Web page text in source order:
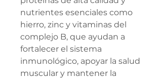
nutrientes esenciales como
hierro, zinc y vitaminas del
complejo B, que ayudan a
fortalecer el sistema
inmunológico, apoyar la salud
muscular y mantener la